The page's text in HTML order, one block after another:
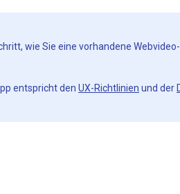
wie Sie eine vorhandene
entspricht den UX-Richtlinien und der